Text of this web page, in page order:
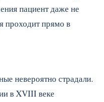
пациент даже не
проходит прямо в
невероятно страдали.
в XVIII веке